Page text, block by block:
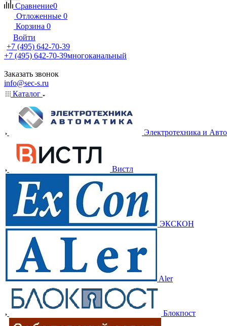
Сравнение0
Отложенные 0
Корзина 0
Войти
+7 (495) 642-70-39
+7 (495) 642-70-39многоканальный
Заказать звонок
info@sec-s.ru
Каталог
Электротехника и
Вистл
ЭКСКОН
Aler
Блокпост